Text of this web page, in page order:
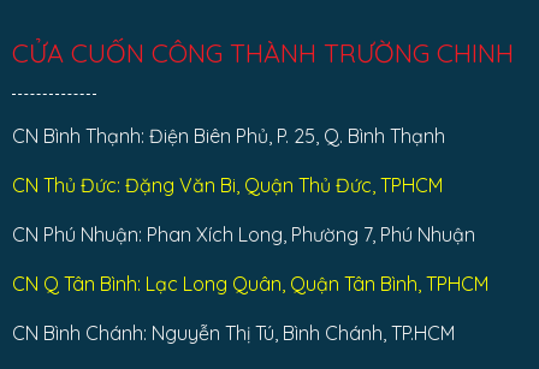
CỬA CUỐN CÔNG THÀNH TRƯỜNG CHINH
CN Bình Thạnh: Điện Biên Phủ, P. 25, Q. Bình Thạnh
CN Thủ Đức: Đặng Văn Bi, Quận Thủ Đức, TPHCM
CN Phú Nhuận: Phan Xích Long, Phường 7, Phú Nhuận
CN Q Tân Bình: Lạc Long Quân, Quận Tân Bình, TPHCM
CN Bình Chánh: Nguyễn Thị Tú, Bình Chánh, TP.HCM